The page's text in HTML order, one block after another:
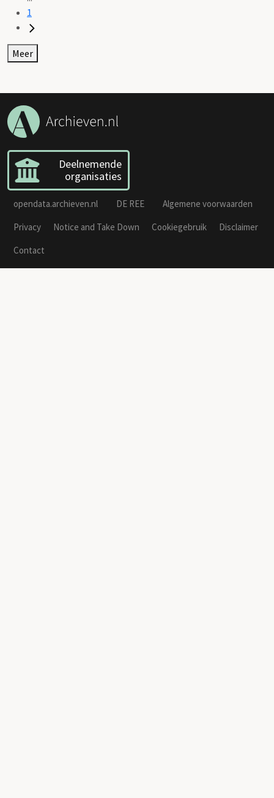
1
Meer
Deelnemende
organisaties
opendata.archieven.nl DE REE
Algemene voorwaarden
Privacy
Notice and Take Down Cookiegebruik
Disclaimer
Contact